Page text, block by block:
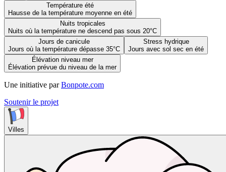
Température été
Hausse de la température moyenne en été
Nuits tropicales
Nuits où la température ne descend pas sous 20°C
Jours de canicule
Jours où la température dépasse 35°C
Stress hydrique
Jours avec sol sec en été
Élévation niveau mer
Élévation prévue du niveau de la mer
Une initiative par Bonpote.com
Soutenir le projet
Villes